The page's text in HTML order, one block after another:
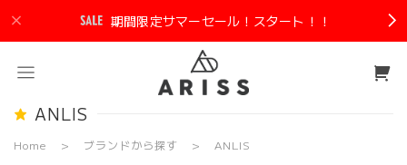
期間限定サマーセール！スタート！！
ANLIS
Home ブランドから探す ANLIS